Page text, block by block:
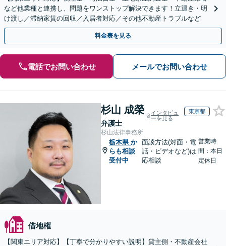
など他業種と連携し、問題をワンストップ解決できます！立退き・明
け渡し／滞納家賃の回収／入居者対応／その他不動産トラブルなど
料金表を見る
電話でお問い合わせ メールでお問い合わせ
杉山 成榮
弁護士
インタビュ
ーを見る
東京都
杉山法律事務所
栃木県 か
らも相談
受付中
面談方法(対面・電
話・ビデオなど)は
応相談
営業時
間：本日
定休日
借地権
【関東エリア対応】【丁寧で分かりやすい説明】貸主側・不動産会社